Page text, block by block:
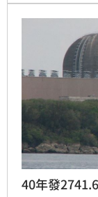
揉，但令人沒
慣，竟會對身
(記者唐家興)
40年發